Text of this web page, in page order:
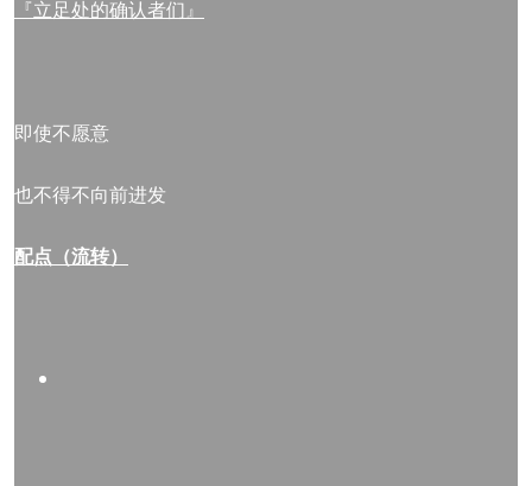
『立足处的确认者们』
即使不愿意
也不得不向前进发
配点（流转）